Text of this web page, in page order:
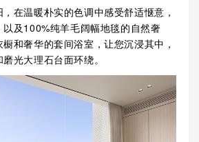
在温暖朴实的色调中感受舒适惬意，
及100%纯羊毛阔幅地毯的自然奢
和奢华的套间浴室，让您沉浸其中，
光大理石台面环绕。